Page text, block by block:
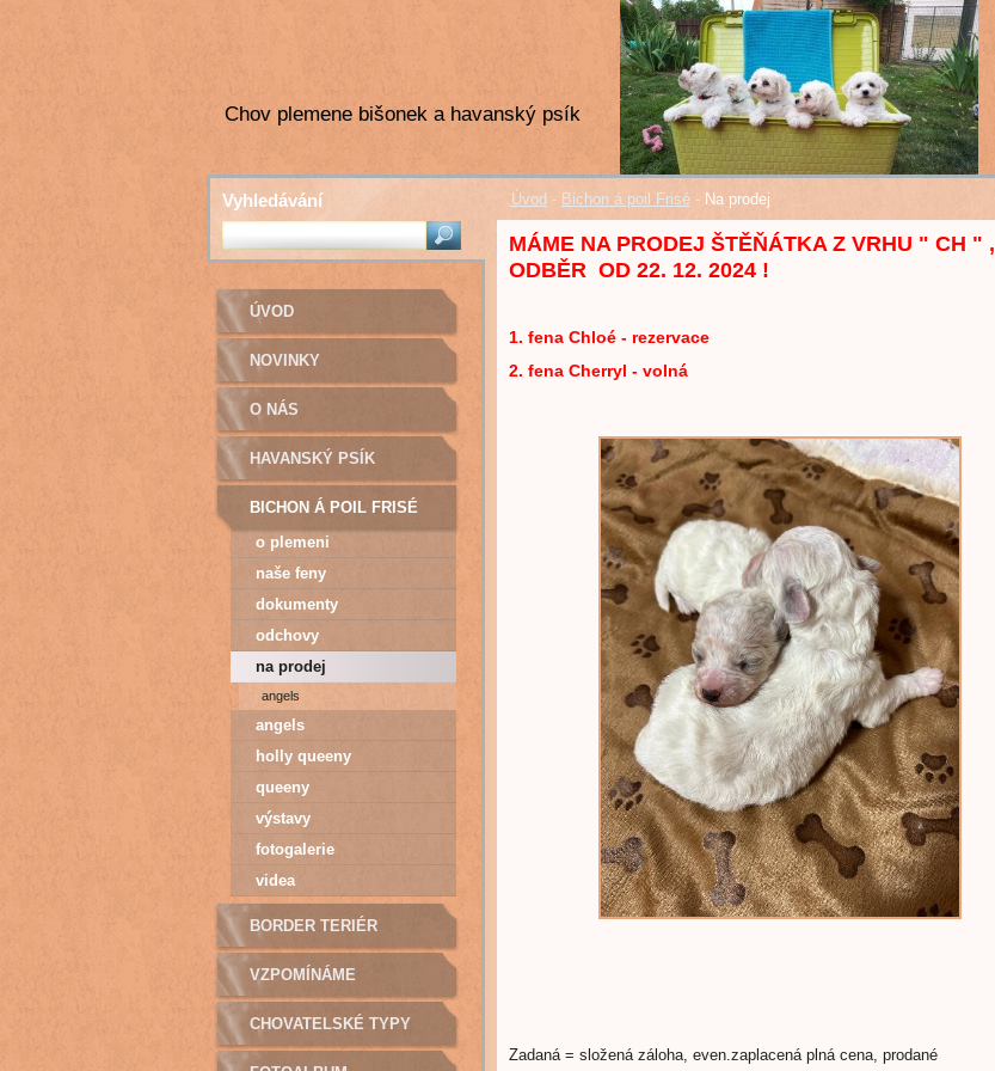
Chov plemene bišonek a havanský psík
Úvod - Bichon á poil Frisé - Na prodej
MÁME NA PRODEJ ŠTĚŇÁTKA Z VRHU " CH " ,
ODBĚR OD 22. 12. 2024 !
1. fena Chloé - rezervace
2. fena Cherryl - volná
Zadaná = složená záloha, even.zaplacená plná cena, prodané
ÚVOD
NOVINKY
O NÁS
HAVANSKÝ PSÍK
BICHON Á POIL FRISÉ
o plemeni
naše feny
dokumenty
odchovy
na prodej
angels
angels
holly queeny
queeny
výstavy
fotogalerie
videa
BORDER TERIÉR
VZPOMÍNÁME
CHOVATELSKÉ TYPY
Vyhledávání